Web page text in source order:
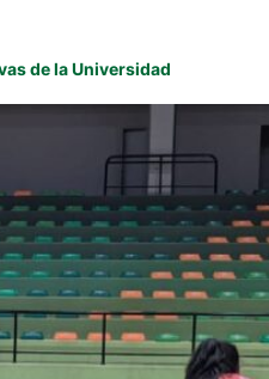
de la Universidad